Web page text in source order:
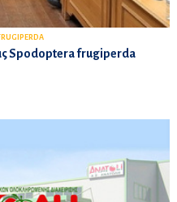
Spodoptera frugiperda